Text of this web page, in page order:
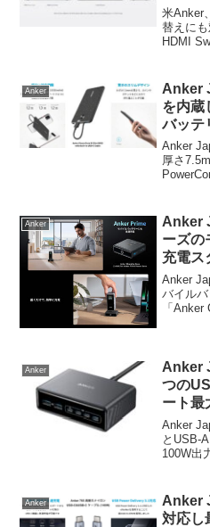
Switch
発売。
米Anker
替えに
HDMI
Anker
Anker
を内蔵
バッテ
III
Cable
Anker
厚さ
Anker
Anker
ーズの
充電
Base
Anker
バイル
「Anker
Anker
Anker
つの
ート最
電器
Anker
とUSB-
100W出
Anker
Anker
対応し